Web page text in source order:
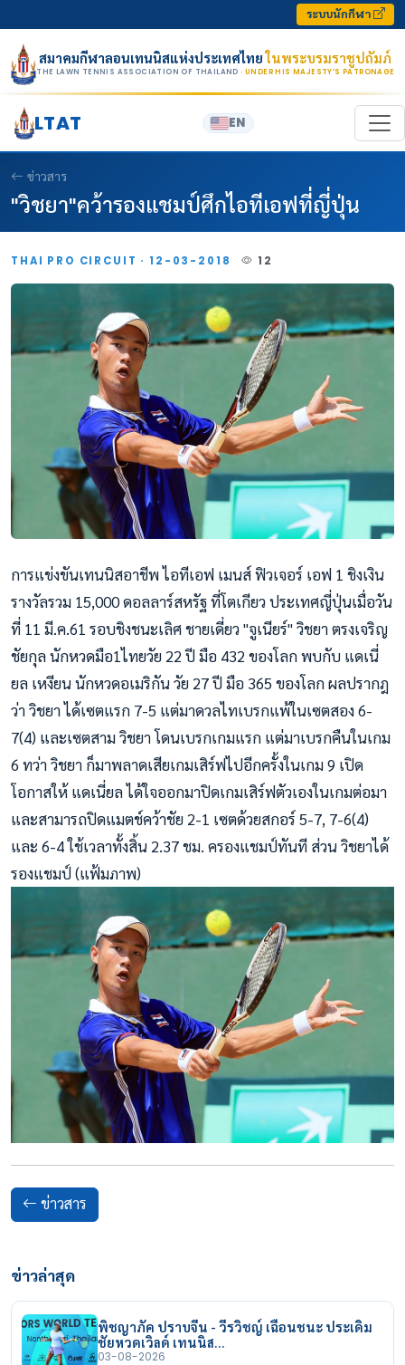
ระบบนักกีฬา
สมาคมกีฬาลอนเทนนิสแห่งประเทศไทยในพระบรมราชูปถัมภ์
THE LAWN TENNIS ASSOCIATION OF THAILAND · UNDER HIS MAJESTY’S PATRONAGE
LTAT EN
ข่าวสาร
"วิชยา"คว้ารองแชมป์ศึกไอทีเอฟที่ญี่ปุ่น
THAI PRO CIRCUIT · 12-03-2018 12
การแข่งขันเทนนิสอาชีพ ไอทีเอฟ เมนส์ ฟิวเจอร์ เอฟ 1 ชิงเงิน
รางวัลรวม 15,000 ดอลลาร์สหรัฐ ที่โตเกียว ประเทศญี่ปุ่นเมื่อวัน
ที่ 11 มี.ค.61 รอบชิงชนะเลิศ ชายเดี่ยว "จูเนียร์" วิชยา ตรงเจริญ
ชัยกุล นักหวดมือ1ไทยวัย 22 ปี มือ 432 ของโลก พบกับ แดเนี่
ยล เหงียน นักหวดอเมริกัน วัย 27 ปี มือ 365 ของโลก ผลปรากฎ
ว่า วิชยา ได้เซตแรก 7-5 แต่มาดวลไทเบรกแพ้ในเซตสอง 6-
7(4) และเซตสาม วิชยา โดนเบรกเกมแรก แต่มาเบรกคืนในเกม
6 ทว่า วิชยา ก็มาพลาดเสียเกมเสิร์ฟไปอีกครั้งในเกม 9 เปิด
โอกาสให้ แดเนี่ยล ได้ใจออกมาปิดเกมเสิร์ฟตัวเองในเกมต่อมา
และสามารถปิดแมตช์คว้าชัย 2-1 เซตด้วยสกอร์ 5-7, 7-6(4)
และ 6-4 ใช้เวลาทั้งสิ้น 2.37 ชม. ครองแชมป์ทันที ส่วน วิชยาได้
รองแชมป์ (แฟ้มภาพ)
ข่าวสาร
ข่าวล่าสุด
พิชญาภัค ปราบจีน - วีรวิชญ์ เฉือนชนะ ประเดิม
ชัยหวดเวิลด์ เทนนิส…
03-08-2026